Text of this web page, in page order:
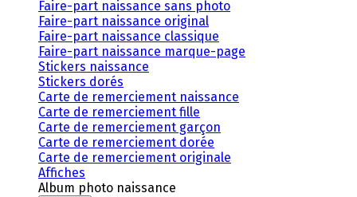
Faire-part naissance sans photo
Faire-part naissance original
Faire-part naissance classique
Faire-part naissance marque-page
Stickers naissance
Stickers dorés
Carte de remerciement naissance
Carte de remerciement fille
Carte de remerciement garçon
Carte de remerciement dorée
Carte de remerciement originale
Affiches
Album photo naissance